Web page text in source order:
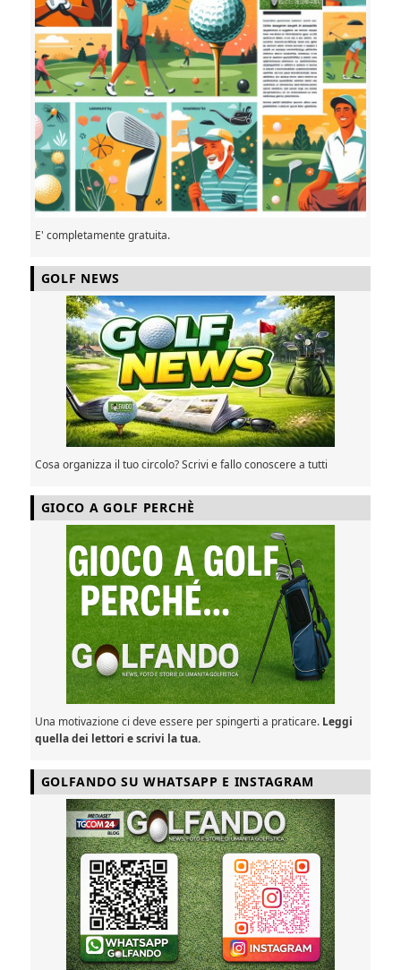
E' completamente gratuita.
GOLF NEWS
Cosa organizza il tuo circolo? Scrivi e fallo conoscere a tutti
GIOCO A GOLF PERCHÈ
Una motivazione ci deve essere per spingerti a praticare. Leggi
quella dei lettori e scrivi la tua.
GOLFANDO SU WHATSAPP E INSTAGRAM